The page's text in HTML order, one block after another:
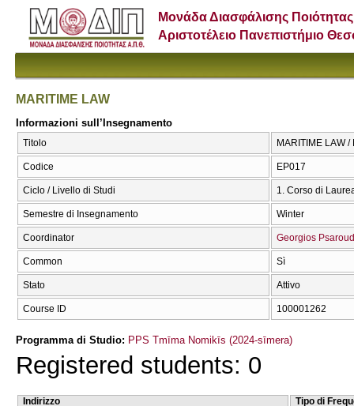
Μονάδα Διασφάλισης Ποιότητας
Αριστοτέλειο Πανεπιστήμιο
MARITIME LAW
Informazioni sull’Insegnamento
Titolo MARITIME LAW
Codice ΕΡ017
Ciclo / Livello di Studi 1. Corso di
Semestre di Insegnamento Winter
Coordinator Georgios
Common Sì
Stato Attivo
Course ID 100001262
Programma di Studio: PPS Tmīma Nomikīs (2024-sīmera)
Registered students: 0
Indirizzo
Tipo di